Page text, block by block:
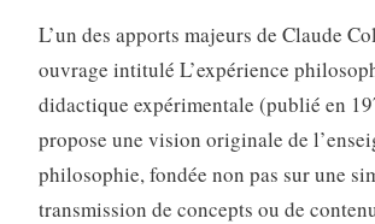
L’un des apports majeurs de Claude
ouvrage intitulé L’expérience
didactique expérimentale (publié en
propose une vision originale de
philosophie, fondée non pas sur une
transmission de concepts ou de